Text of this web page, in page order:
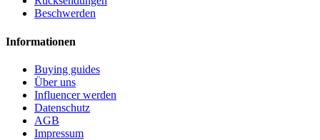
Beschwerden
Informationen
Buying guides
Über uns
Influencer werden
Datenschutz
AGB
Impressum